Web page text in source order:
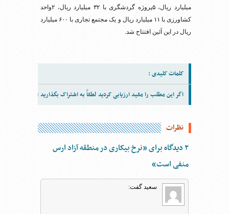
میلیارد ریال، ۵پروژه گردشگری با ۳۲ میلیارد ریال، ۲واحد
کشاورزی با ۱۱ میلیارد ریال و یک مجتمع تجاری با ۶۰۰ میلیارد
ریال در این آئین افتتاح شد.
کلمات کلیدی :
اگر این مطلب را مفید ارزیابی کردید لطفاً به اشتراک بگذارید :
نظرات
۲ دیدگاه برای ”نرخ بیکاری در منطقه آزاد ارس
منفی است“
سعید گفت: